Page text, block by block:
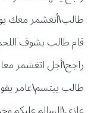
طالب\أتغشمر معك
قام طالب يشوف
راجح\أجل اتغشمر
طالب يبتسم\عامر